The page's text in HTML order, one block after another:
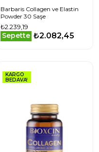
Barbaris Collagen ve Elastin
Powder 30 Saşe
₺2.239,19
Sepette ₺2.082,45
KARGO
BEDAVA!